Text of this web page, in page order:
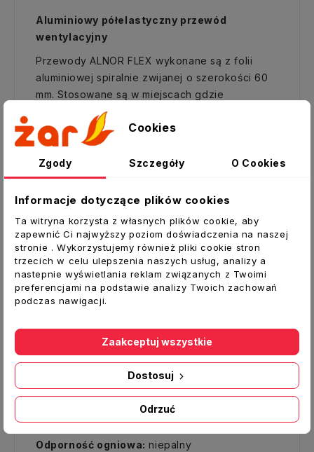
Aluminiowy półelastyczny przewód
wentylacyjny
Przewody ALNOR FLEX wykonane są z folii
aluminiowej spiralnie zwijanej o szerokości 60
mm. Stosowane są w miejscach gdzie
potrzebne jest elastyczne podłączenie
elementów wentylacyjnych takich jak główny
ciąg wentylacyjny i puszki rozprężne.
Przydatne są również podczas wyciągu
powietrza gorącego znad czaszy kominka,
które to gorące powietrze dalej jest
PARAMETRY:
Pakowanie:1 szt. - odcinek 3 mb
Stopień elastyczności:Minimalny promień
zagięcia przewodu jest rzędu półtora średnicy
(R=1,5 D)
Zakres temperatury:Od -30 ̊C do +250 ̊C
Maksymalna wilgotność:95 %
Dozwolone ciśnienie statyczne:2000 Pa
Dozwolone podciśnienie statyczne:
Prędkości przepływu:Zalecana prędkość
eksploatacyjna: do 7 m/s
Odporność ogniowa: niepalny
Cookies
Zgody Szczegóły O Cookies
Informacje dotyczące plików cookies
Ta witryna korzysta z własnych plików cookie, aby
zapewnić Ci najwyższy poziom doświadczenia na naszej
stronie . Wykorzystujemy również pliki cookie stron
trzecich w celu ulepszenia naszych usług, analizy a
nastepnie wyświetlania reklam związanych z Twoimi
preferencjami na podstawie analizy Twoich zachowań
podczas nawigacji.
Odrzuć
Dostosuj
Zaakceptuj wszystkie